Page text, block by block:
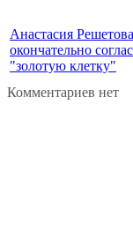
Анастасия Решетова
окончательно
"золотую клетку"
Комментариев нет